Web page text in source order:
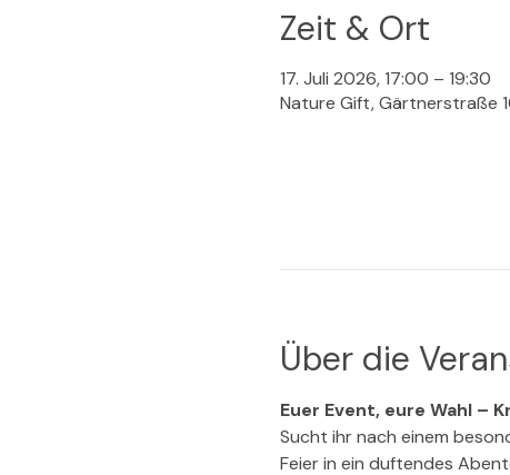
Zeit & Ort
17. Juli 2026, 17:00 – 19:30
Nature Gift, Gärtnerstraße
Über die
Euer Event, eure Wahl
Sucht ihr nach einem
Feier in ein duftendes